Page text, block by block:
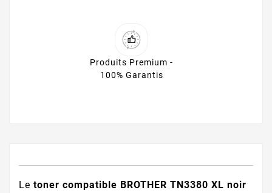
Produits Premium -
100% Garantis
Le toner compatible BROTHER TN3380 XL noir